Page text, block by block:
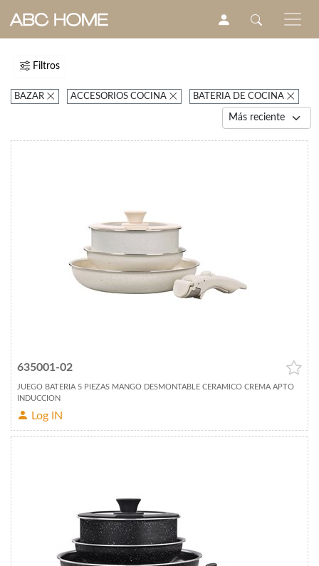
Filtros
BAZAR ACCESORIOS COCINA BATERIA DE COCINA
635001-02
JUEGO BATERIA 5 PIEZAS MANGO DESMONTABLE CERAMICO CREMA APTO
INDUCCION
Log IN